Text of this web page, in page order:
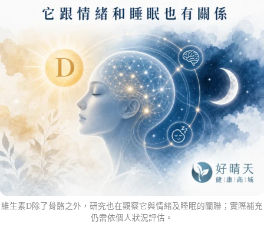
維生素D除了骨骼之外，研究也在觀察它與情緒及睡眠的關聯；實際補充
仍需依個人狀況評估。